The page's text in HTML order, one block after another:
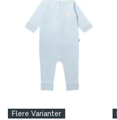
Flere Varianter